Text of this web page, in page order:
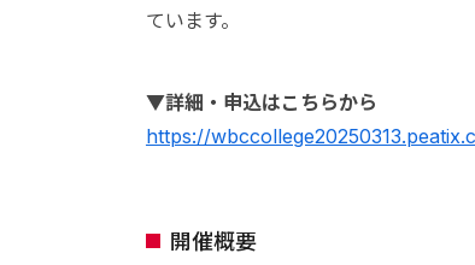
ています。
▼詳細・申込はこちらから
https://
開催概要